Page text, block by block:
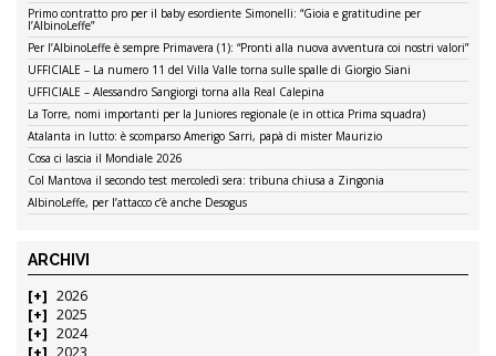
Primo contratto pro per il baby esordiente Simonelli: “Gioia e gratitudine per
l’AlbinoLeffe”
Per l’AlbinoLeffe è sempre Primavera (1): “Pronti alla nuova avventura coi nostri valori”
UFFICIALE – La numero 11 del Villa Valle torna sulle spalle di Giorgio Siani
UFFICIALE – Alessandro Sangiorgi torna alla Real Calepina
La Torre, nomi importanti per la Juniores regionale (e in ottica Prima squadra)
Atalanta in lutto: è scomparso Amerigo Sarri, papà di mister Maurizio
Cosa ci lascia il Mondiale 2026
Col Mantova il secondo test mercoledì sera: tribuna chiusa a Zingonia
AlbinoLeffe, per l’attacco c’è anche Desogus
ARCHIVI
2026
2025
2024
2023